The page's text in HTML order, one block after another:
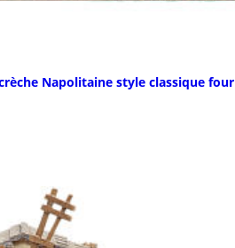
Napolitaine style classique four